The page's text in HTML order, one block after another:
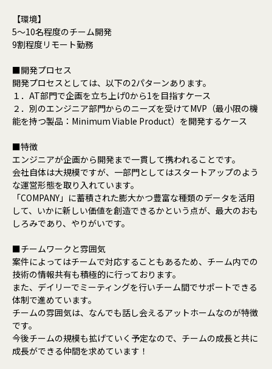
【環境】
5～10名程度のチーム開発
9割程度リモート勤務
■開発プロセス
開発プロセスとしては、以下の2パターンあります。
１．AT部門で企画を立ち上げ0から1を目指すケース
２．別のエンジニア部門からのニーズを受けてMVP（最小限の機
能を持つ製品：Minimum Viable Product）を開発するケース
■特徴
エンジニアが企画から開発まで一貫して携われることです。
会社自体は大規模ですが、一部門としてはスタートアップのよう
な運営形態を取り入れています。
「COMPANY」に蓄積された膨大かつ豊富な種類のデータを活用
して、いかに新しい価値を創造できるかという点が、最大のおも
しろみであり、やりがいです。
■チームワークと雰囲気
案件によってはチームで対応することもあるため、チーム内での
技術の情報共有も積極的に行っております。
また、デイリーでミーティングを行いチーム間でサポートできる
体制で進めています。
チームの雰囲気は、なんでも話し会えるアットホームなのが特徴
です。
今後チームの規模も拡げていく予定なので、チームの成長と共に
成長ができる仲間を求めています！